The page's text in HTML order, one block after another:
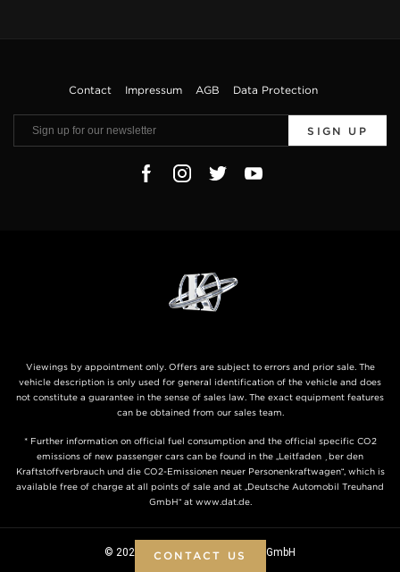
CONTACT US
Contact Impressum AGB Data Protection
SIGN UP
Viewings by appointment only. Offers are subject to errors and prior sale. The
vehicle description is only used for general identification of the vehicle and does
not constitute a guarantee in the sense of sales law. The exact equipment features
can be obtained from our sales team.
* Further information on official fuel consumption and the official specific CO2
emissions of new passenger cars can be found in the „Leitfaden über den
Kraftstoffverbrauch und die CO2-Emissionen neuer Personenkraftwagen“, which is
available free of charge at all points of sale and at „Deutsche Automobil Treuhand
GmbH“ at www.dat.de.
© 2026 KLASSEN ® - Automobile GmbH